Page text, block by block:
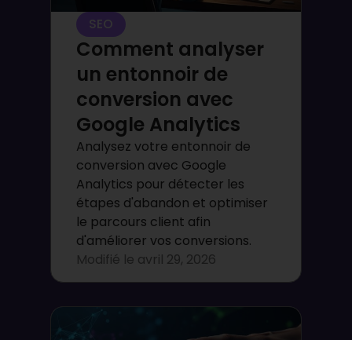
SEO
Comment analyser
un entonnoir de
conversion avec
Google Analytics
Analysez votre entonnoir de
conversion avec Google
Analytics pour détecter les
étapes d'abandon et optimiser
le parcours client afin
d'améliorer vos conversions.
Modifié le avril 29, 2026